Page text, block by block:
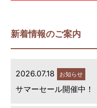
新着情報のご案内
2026.07.18 お知らせ
サマーセール開催中！